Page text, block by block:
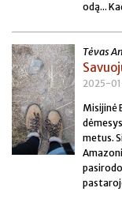
odą...
Tėvas
2025-
Misijinė
metus.